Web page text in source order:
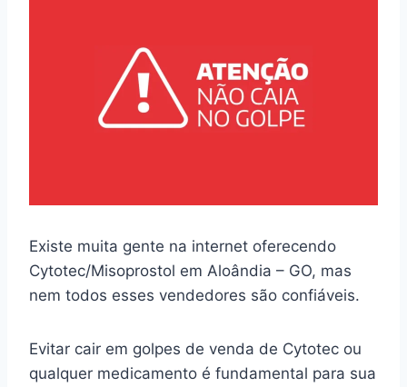
Existe muita gente na internet oferecendo
Cytotec/Misoprostol em Aloândia – GO, mas
nem todos esses vendedores são confiáveis.
Evitar cair em golpes de venda de Cytotec ou
qualquer medicamento é fundamental para sua